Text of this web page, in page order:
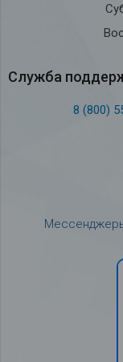
Служба
8 (800)